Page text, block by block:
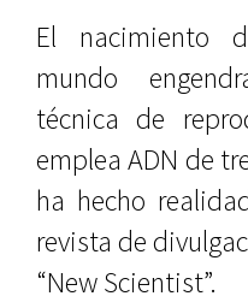
El nacimiento
mundo
técnica de
emplea ADN de
ha hecho
revista de
“New Scientist”.